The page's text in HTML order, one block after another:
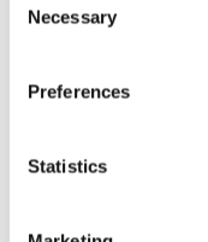
Selection
Necessary
Preferences
Statistics
19